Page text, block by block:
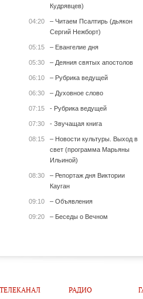
Кудрявцев)
04:20
– Читаем Псалтирь (дьякон
Сергий Нежборт)
05:15 – Евангелие дня
05:30 – Деяния святых апостолов
06:10 – Рубрика ведущей
06:30 – Духовное слово
07:15 - Рубрика ведущей
07:30 - Звучащая книга
08:15
– Новости культуры. Выход в
свет (программа Марьяны
Ильиной)
08:30
– Репортаж дня Виктории
Кауган
09:10 – Объявления
09:20 – Беседы о Вечном
ТЕЛЕКАНАЛ
РАДИО